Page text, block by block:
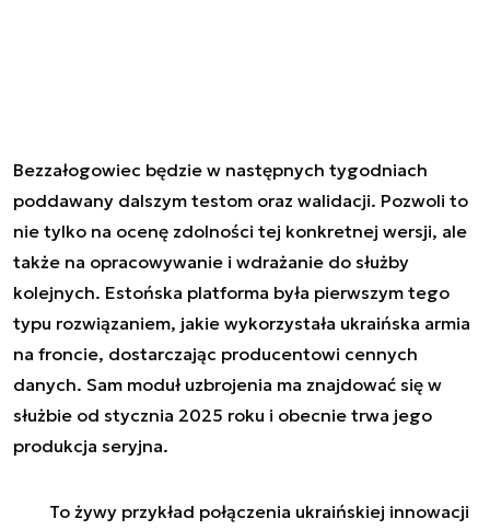
Bezzałogowiec będzie w następnych tygodniach
poddawany dalszym testom oraz walidacji. Pozwoli to
nie tylko na ocenę zdolności tej konkretnej wersji, ale
także na opracowywanie i wdrażanie do służby
kolejnych. Estońska platforma była pierwszym tego
typu rozwiązaniem, jakie wykorzystała ukraińska armia
na froncie, dostarczając producentowi cennych
danych. Sam moduł uzbrojenia ma znajdować się w
służbie od stycznia 2025 roku i obecnie trwa jego
produkcja seryjna.
To żywy przykład połączenia ukraińskiej innowacji